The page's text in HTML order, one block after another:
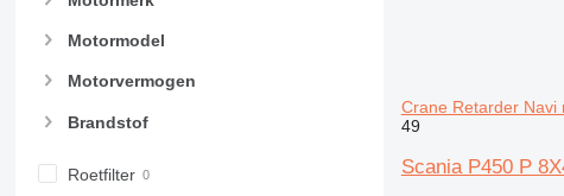
Motormodel
Motorvermogen
Brandstof
Roetfilter
Crane Retarder Navi
49
Scania P450 P